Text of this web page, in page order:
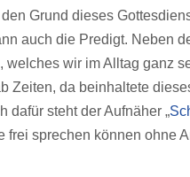
Grund dieses
auch die Predigt. Neben
wir im Alltag ganz
Zeiten, da beinhaltete
dafür steht der Aufnäher „
frei sprechen können ohne